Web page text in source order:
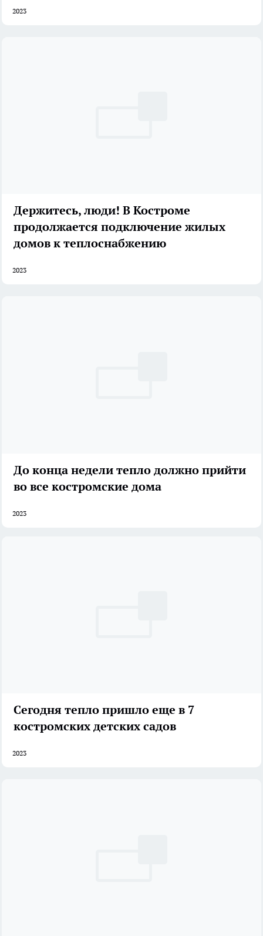
2023
Держитесь, люди! В Костроме
продолжается подключение жилых
домов к теплоснабжению
2023
До конца недели тепло должно прийти
во все костромские дома
2023
Сегодня тепло пришло еще в 7
костромских детских садов
2023